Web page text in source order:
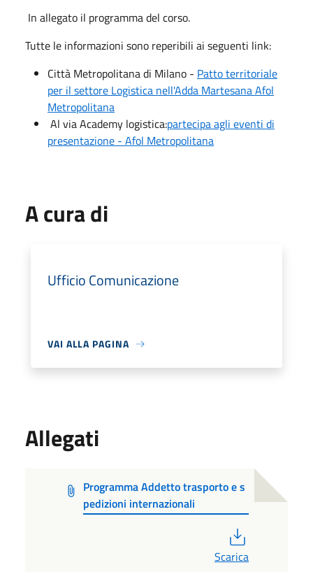
In allegato il programma del corso.
Tutte le informazioni sono reperibili ai seguenti link:
Città Metropolitana di Milano - Patto territoriale
per il settore Logistica nell'Adda Martesana Afol
Metropolitana
Al via Academy logistica:partecipa agli eventi di
presentazione - Afol Metropolitana
A cura di
Ufficio Comunicazione
VAI ALLA PAGINA
Allegati
Programma Addetto trasporto e s
pedizioni internazionali
Scarica